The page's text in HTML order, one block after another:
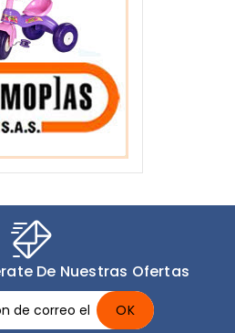
De Nuestras Ofertas